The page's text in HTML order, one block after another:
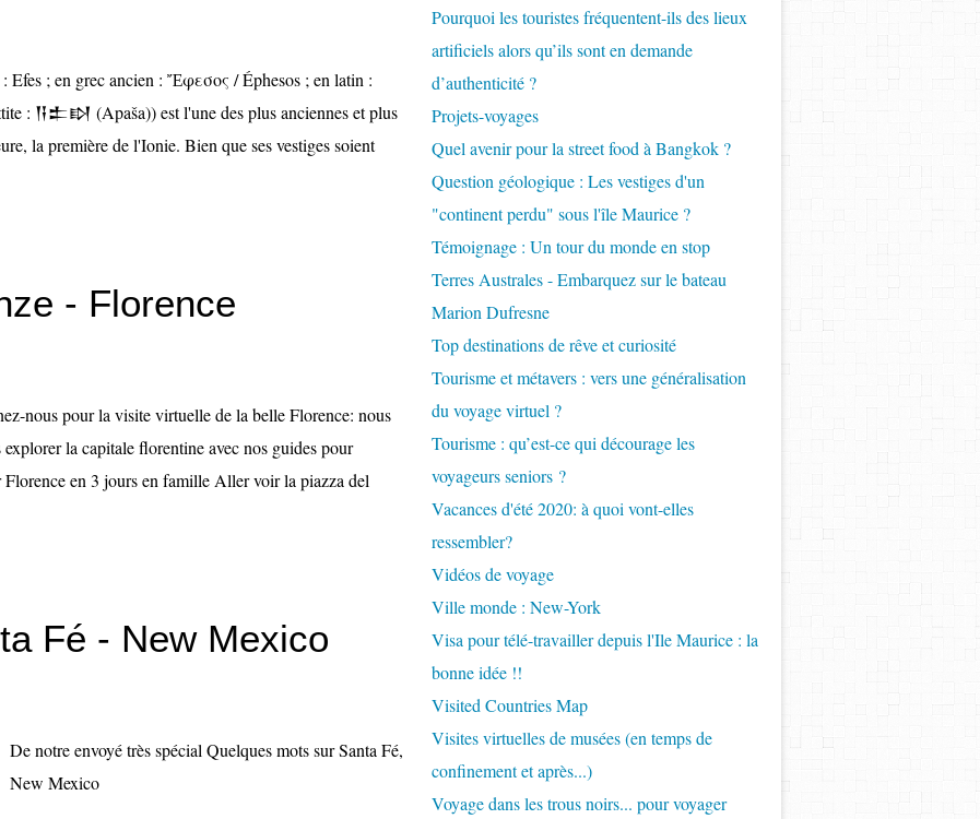
Efes ; en grec ancien : Ἔφεσος / Éphesos ; en latin :
: 𒀀𒉺𒊭 (Apaša)) est l'une des plus anciennes et plus
la première de l'Ionie. Bien que ses vestiges soient
- Florence
nous pour la visite virtuelle de la belle Florence: nous
explorer la capitale florentine avec nos guides pour
en 3 jours en famille Aller voir la piazza del
Fé - New Mexico
De notre envoyé très spécial Quelques mots sur Santa Fé,
New Mexico
Pourquoi les touristes fréquentent-ils des lieux
artificiels alors qu’ils sont en demande
d’authenticité ?
Projets-voyages
Quel avenir pour la street food à Bangkok ?
Question géologique : Les vestiges d'un
"continent perdu" sous l'île Maurice ?
Témoignage : Un tour du monde en stop
Terres Australes - Embarquez sur le bateau
Marion Dufresne
Top destinations de rêve et curiosité
Tourisme et métavers : vers une généralisation
du voyage virtuel ?
Tourisme : qu’est-ce qui décourage les
voyageurs seniors ?
Vacances d'été 2020: à quoi vont-elles
ressembler?
Vidéos de voyage
Ville monde : New-York
Visa pour télé-travailler depuis l'Ile Maurice : la
bonne idée !!
Visited Countries Map
Visites virtuelles de musées (en temps de
confinement et après...)
Voyage dans les trous noirs... pour voyager